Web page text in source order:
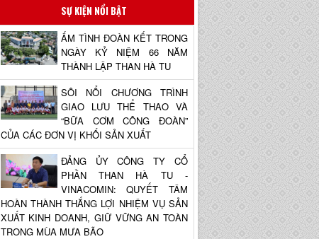
SỰ KIỆN NỔI BẬT
ẤM TÌNH ĐOÀN KẾT TRONG
NGÀY KỶ NIỆM 66 NĂM
THÀNH LẬP THAN HÀ TU
SÔI NỔI CHƯƠNG TRÌNH
GIAO LƯU THỂ THAO VÀ
“BỮA CƠM CÔNG ĐOÀN”
CỦA CÁC ĐƠN VỊ KHỐI SẢN XUẤT
ĐẢNG ỦY CÔNG TY CỔ
PHẦN THAN HÀ TU -
VINACOMIN: QUYẾT TÂM
HOÀN THÀNH THẮNG LỢI NHIỆM VỤ SẢN
XUẤT KINH DOANH, GIỮ VỮNG AN TOÀN
TRONG MÙA MƯA BÃO